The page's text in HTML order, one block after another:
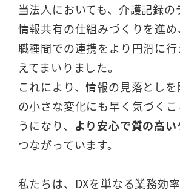
当法人においても、介護記録
情報共有の仕組みづくりを進
職種間での連携をより円滑に
えてまいりました。
これにより、情報の見落とし
の小さな変化にも早く気づく
うになり、 より安心で質の高
つながっています。
私たちは、DXを単なる業務効